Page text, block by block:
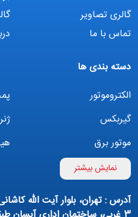
گالری تصاویر
تماس با ما
دسته بندی ها
الکتروموتور
گیربکس
موتور برق
اینورتر
تهویه مطبوع
نمایش بیشتر
آدرس : تهران، بلوار آیت الله